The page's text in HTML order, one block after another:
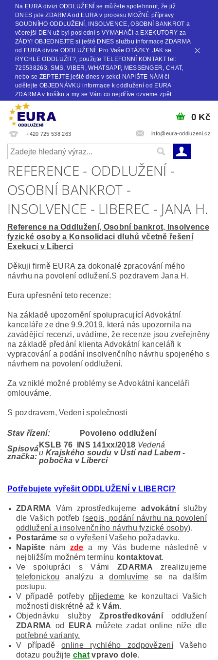
Na EURA divizi ODDLUŽENÍ se můžete spolehnout, že již
DNES jste ZDARMA od EURA v procesu MOŽNÉ přípravy
SOUDNÍHO ODDLUŽENÍ, INSOLVENCE, OSOBNÍ BANKROT a
včerejší DEN už byl poslední s VYMAHAČI a EXEKUTORY za
ZÁDY! OBJEDNEJTE si ještě DNES službu informace ZDARMA
od EURA divize ODDLUŽENÍ. Pro Vaše OTÁZKY: JAK se
RYCHLE ODDLUŽIT?, použijte TELEFONNÍ KONTAKT tel:
725538263, SMS, VIBER, WHATSAPP, MESSENGER, CHAT,
nebo se ZEPTEJTE ještě dnes v sekci NAPIŠTE NÁM či
udělejte OBJEDNÁVKU informace k oddlužení od EURA
ZDARMA v košíku a my se Vám co nejdříve ozveme zpět.
+420 725 538 263 info@eura-oddluzeni.cz
0 Kč
REFERENCE - ODDLUŽENÍ -
OSOBNÍ BANKROT -
INSOLVENCE - LIBEREC - JANA H.
Reference na Oddlužení, Osobní bankrot, Insolvence
fyzické osoby a Konsolidaci dluhů včetně řešení
Exekucí v Liberci
Děkuji firmě EURA za dokonalé zpracování mého
návrhu na povolení odlužení.S pozdravem Jana H.
Eura upřesnění teto recenze:
Na základě upozornění spolupracující Advokátní
kanceláře ze dne 9.9.2019, která nás upozornila na
zavádějící recenzi, uvádíme, že recenze jsou zveřejněny
na základě předání klienta Advokátní kanceláři k
vypracování a podání insolvenčního návrhu spojeného s
návrhem na povolení oddlužení.
Za vzniklé možné problémy se Advokátní kanceláři
omlouváme.
S pozdravem, Vedení společnosti
Stav řízení:
Povoleno oddlužení
Spisová
značka:
KSLB 76 INS 141xx/2018 Vedená
u Krajského soudu v Ústí nad Labem -
pobočka v Liberci
Potřebujete vyřešit ODDLUŽENÍ v LIBERCI?
ZDARMA Vám zprostředkujeme advokátníslužby
dle Vašich potřeb (sepis, podání návrhu na povolení
oddlužení a insolvenčního návrhu fyzické osoby).
Postaráme se ovyřešeníVašeho požadavku.
Napištenám zde a my Vás budeme následně v
nejbližším možném termínu kontaktovat.
Ve spolupráci s Vámi ZDARMA zrealizujeme
telefonickou analýzu adomluvíme se na dalším
postupu.
V případě potřeby přijedeme ke konzultaci Vašich
možností diskrétně až kVám.
Objednávku služby
Zprostředkováníoddlužení
ZDARMA od EURA můžete zadat online níže dle
potřebné varianty.
V případěonline rychlého zodpovězení Vašeho
dotazu použijte chatvpravo dole.